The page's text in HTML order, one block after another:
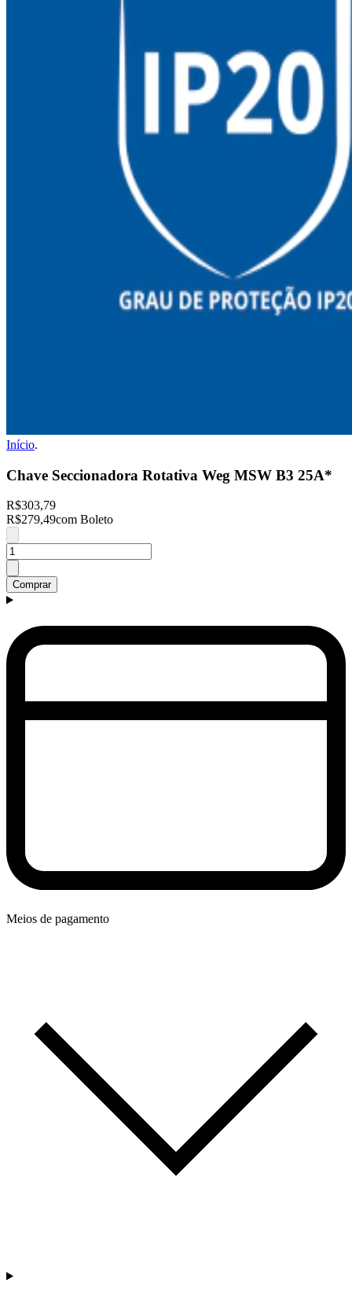
Início.
Chave Seccionadora Rotativa Weg MSW B3 25A*
R$303,79
R$279,49com Boleto
Comprar
Meios de pagamento